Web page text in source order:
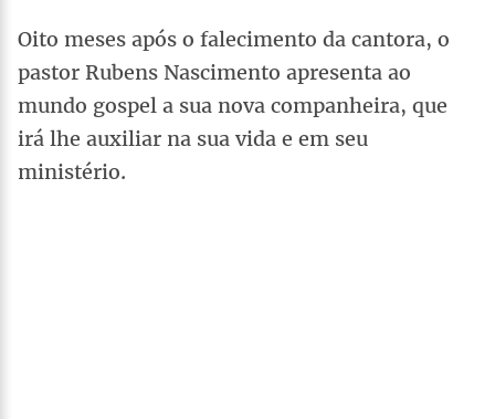
Oito meses após o falecimento da cantora, o
pastor Rubens Nascimento apresenta ao
mundo gospel a sua nova companheira, que
irá lhe auxiliar na sua vida e em seu
ministério.